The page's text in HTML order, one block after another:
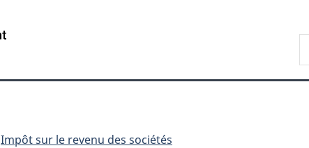
sujet
HTML
Canada
Impôt sur le revenu des sociétés